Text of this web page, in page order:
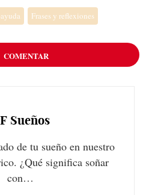
Frases y reflexiones
COMENTAR
Sueños
de tu sueño en nuestro
¿Qué significa soñar
con…